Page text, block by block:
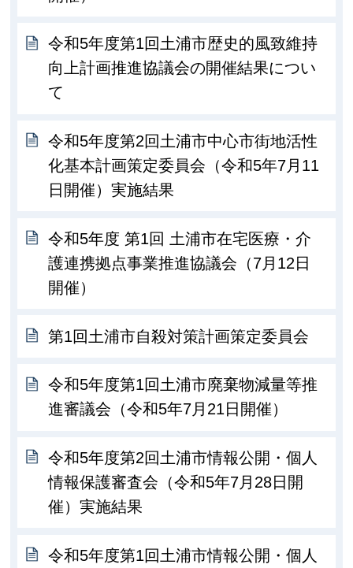
令和5年度第1回土浦市歴史的風致維持
向上計画推進協議会の開催結果につい
て
令和5年度第2回土浦市中心市街地活性
化基本計画策定委員会（令和5年7月11
日開催）実施結果
令和5年度 第1回 土浦市在宅医療・介
護連携拠点事業推進協議会（7月12日
開催）
第1回土浦市自殺対策計画策定委員会
令和5年度第1回土浦市廃棄物減量等推
進審議会（令和5年7月21日開催）
令和5年度第2回土浦市情報公開・個人
情報保護審査会（令和5年7月28日開
催）実施結果
令和5年度第1回土浦市情報公開・個人